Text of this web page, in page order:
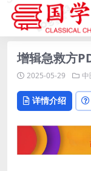
增辑急救方
2025-05-29 中
详情介绍